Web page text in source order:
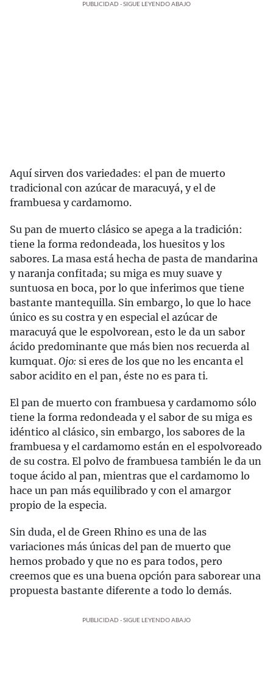
PUBLICIDAD - SIGUE LEYENDO ABAJO
Aquí sirven dos variedades: el pan de muerto
tradicional con azúcar de maracuyá, y el de
frambuesa y cardamomo.
Su pan de muerto clásico se apega a la tradición:
tiene la forma redondeada, los huesitos y los
sabores. La masa está hecha de pasta de mandarina
y naranja confitada; su miga es muy suave y
suntuosa en boca, por lo que inferimos que tiene
bastante mantequilla. Sin embargo, lo que lo hace
único es su costra y en especial el azúcar de
maracuyá que le espolvorean, esto le da un sabor
ácido predominante que más bien nos recuerda al
kumquat. Ojo: si eres de los que no les encanta el
sabor acidito en el pan, éste no es para ti.
El pan de muerto con frambuesa y cardamomo sólo
tiene la forma redondeada y el sabor de su miga es
idéntico al clásico, sin embargo, los sabores de la
frambuesa y el cardamomo están en el espolvoreado
de su costra. El polvo de frambuesa también le da un
toque ácido al pan, mientras que el cardamomo lo
hace un pan más equilibrado y con el amargor
propio de la especia.
Sin duda, el de Green Rhino es una de las
variaciones más únicas del pan de muerto que
hemos probado y que no es para todos, pero
creemos que es una buena opción para saborear una
propuesta bastante diferente a todo lo demás.
PUBLICIDAD - SIGUE LEYENDO ABAJO